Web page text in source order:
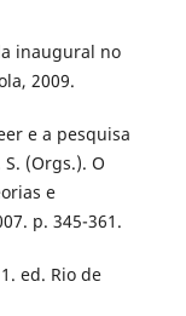
inaugural no
2009.
e a pesquisa
(Orgs.). O
e
p. 345-361.
ed. Rio de